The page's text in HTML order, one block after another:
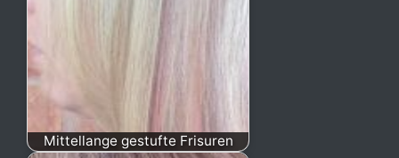
Mittellange gestufte Frisuren